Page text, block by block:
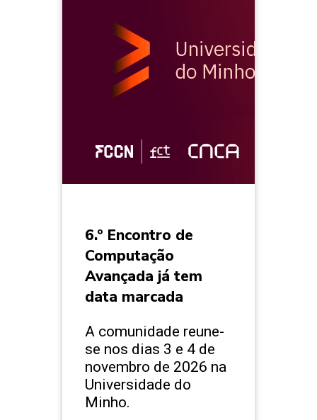
6.º Encontro de
Computação
Avançada já tem
data marcada
A comunidade reune-
se nos dias 3 e 4 de
novembro de 2026 na
Universidade do
Minho.